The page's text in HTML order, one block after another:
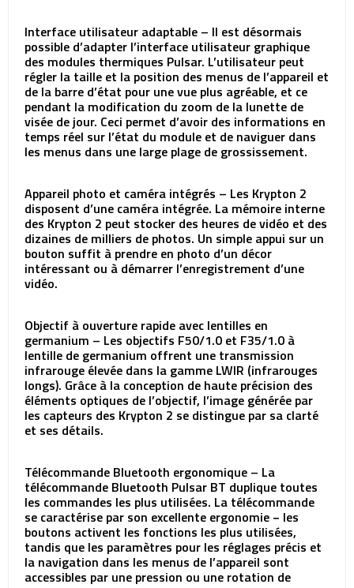
Interface utilisateur adaptable – Il est désormais
possible d’adapter l’interface utilisateur graphique
des modules thermiques Pulsar. L’utilisateur peut
régler la taille et la position des menus de l’appareil et
de la barre d’état pour une vue plus agréable, et ce
pendant la modification du zoom de la lunette de
visée de jour. Ceci permet d’avoir des informations en
temps réel sur l’état du module et de naviguer dans
les menus dans une large plage de grossissement.
Appareil photo et caméra intégrés – Les Krypton 2
disposent d’une caméra intégrée. La mémoire interne
des Krypton 2 peut stocker des heures de vidéo et des
dizaines de milliers de photos. Un simple appui sur un
bouton suffit à prendre en photo d’un décor
intéressant ou à démarrer l’enregistrement d’une
vidéo.
Objectif à ouverture rapide avec lentilles en
germanium – Les objectifs F50/1.0 et F35/1.0 à
lentille de germanium offrent une transmission
infrarouge élevée dans la gamme LWIR (infrarouges
longs). Grâce à la conception de haute précision des
éléments optiques de l’objectif, l’image générée par
les capteurs des Krypton 2 se distingue par sa clarté
et ses détails.
Télécommande Bluetooth ergonomique – La
télécommande Bluetooth Pulsar BT duplique toutes
les commandes les plus utilisées. La télécommande
se caractérise par son excellente ergonomie − les
boutons activent les fonctions les plus utilisées,
tandis que les paramètres pour les réglages précis et
la navigation dans les menus de l’appareil sont
accessibles par une pression ou une rotation de